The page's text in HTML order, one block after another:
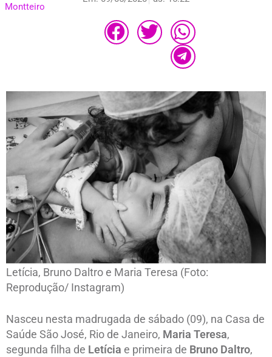
Montteiro
Letícia, Bruno Daltro e Maria Teresa (Foto:
Reprodução/ Instagram)
Nasceu nesta madrugada de sábado (09), na Casa de
Saúde São José, Rio de Janeiro, Maria Teresa,
segunda filha de Letícia e primeira de Bruno Daltro,